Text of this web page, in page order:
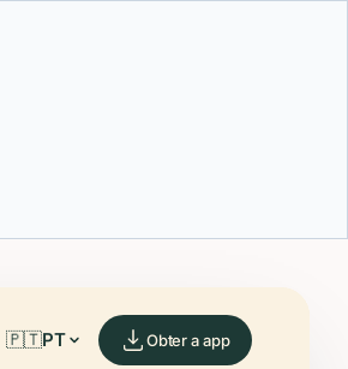
🇵🇹PT Obter a app